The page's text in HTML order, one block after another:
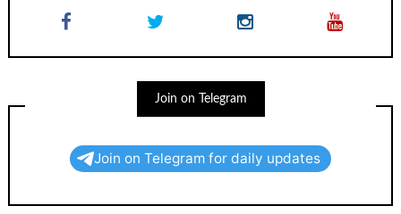
Join on Telegram
Join on Telegram for daily updates